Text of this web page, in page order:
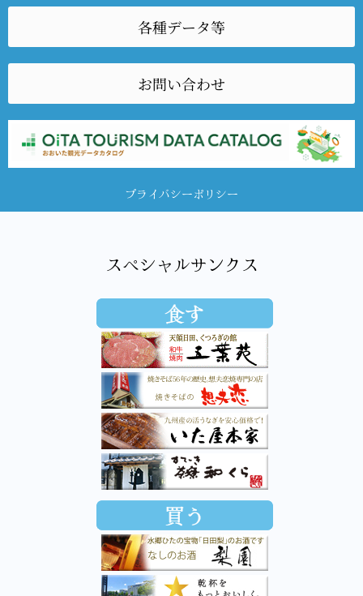
各種データ等
お問い合わせ
プライバシーポリシー
スペシャルサンクス